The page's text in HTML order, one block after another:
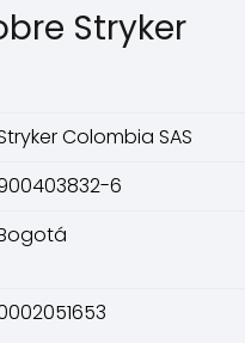
Stryker
Colombia SAS
6